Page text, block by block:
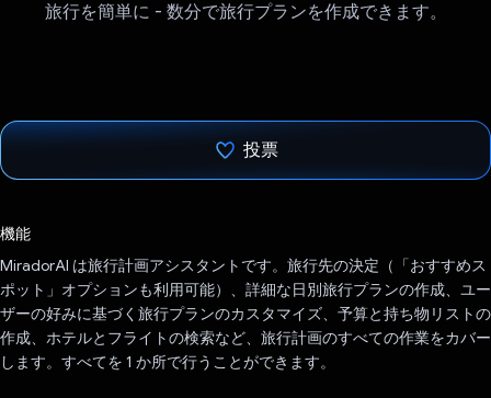
旅行を簡単に - 数分で旅行プランを作成できます。
投票
機能
MiradorAI は旅行計画アシスタントです。旅行先の決定（「おすすめス
ポット」オプションも利用可能）、詳細な日別旅行プランの作成、ユー
ザーの好みに基づく旅行プランのカスタマイズ、予算と持ち物リストの
作成、ホテルとフライトの検索など、旅行計画のすべての作業をカバー
します。すべてを 1 か所で行うことができます。